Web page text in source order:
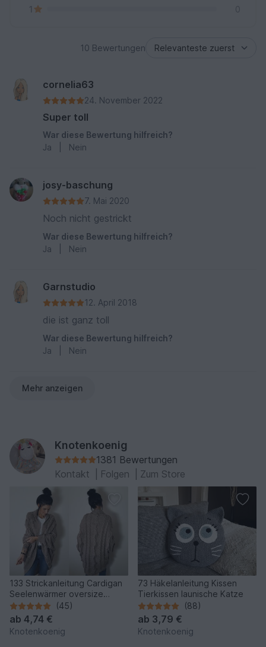
1
0
10 Bewertungen
cornelia63
24. November 2022
Super toll
War diese Bewertung hilfreich?
Ja
Nein
josy-baschung
7. Mai 2020
Noch nicht gestrickt
War diese Bewertung hilfreich?
Ja
Nein
Garnstudio
12. April 2018
die ist ganz toll
War diese Bewertung hilfreich?
Ja
Nein
Mehr anzeigen
Knotenkoenig
1381 Bewertungen
Kontakt
Folgen Zum Store
133 Strickanleitung Cardigan
Seelenwärmer oversize
Herbstlaub in mehreren
Größen und Variationen
(45)
ab 4,74 €
Knotenkoenig
73 Häkelanleitung Kissen
Tierkissen launische Katze
(88)
ab 3,79 €
Knotenkoenig